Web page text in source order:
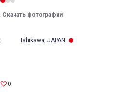
Скачать фотографии
0
: Ishikawa, JAPAN